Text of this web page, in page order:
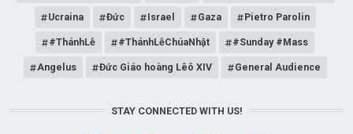
Ucraina Đức Israel Gaza Pietro Parolin
#ThánhLễ #ThánhLễChúaNhật #Sunday #Mass
Angelus Đức Giáo hoàng Lêô XIV General Audience
STAY CONNECTED WITH US!